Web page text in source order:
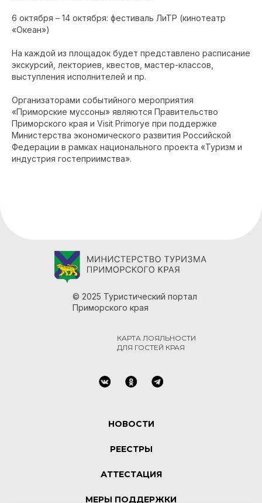
6 октября – 14 октября: фестиваль ЛиТР (кинотеатр
«Океан»)
На каждой из площадок будет представлено расписание
экскурсий, лекториев, квестов, мастер-классов,
выступления исполнителей и пр.
Организаторами событийного мероприятия
«Приморские муссоны» являются Правительство
Приморского края и Visit Primorye при поддержке
Министерства экономического развития Российской
Федерации в рамках национального проекта «Туризм и
индустрия гостеприимства».
© 2025 Туристический портал
Приморского края
КАРТА ЛОЯЛЬНОСТИ
ДЛЯ ГОСТЕЙ КРАЯ
НОВОСТИ
РЕЕСТРЫ
АТТЕСТАЦИЯ
МЕРЫ ПОДДЕРЖКИ